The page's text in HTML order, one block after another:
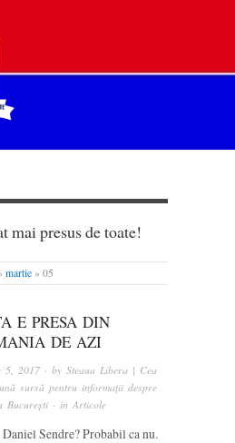
mai presus de toate!
martie » 05
E PRESA DIN
DE AZI
5, 2017 · bySteaua Libera | Cea
sursă pentru informații despre
București · inArticole
Sendre? Probabil ca nu.